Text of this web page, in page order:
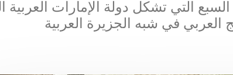
التي تشكل دولة الإمارات العربية